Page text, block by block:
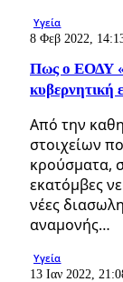
Υγεία
8 Φεβ 2022,
Πως ο ΕΟΔΥ
κυβερνητική
Από την
στοιχείων
κρούσματα,
εκατόμβες
νέες
αναμονής…
Υγεία
13 Ιαν 2022,